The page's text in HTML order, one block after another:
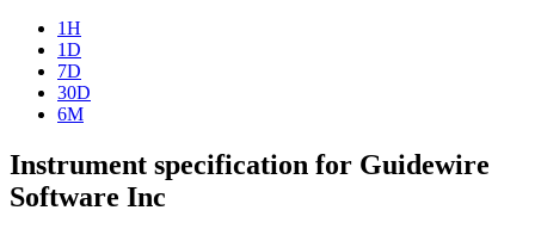
1H
1D
7D
30D
6M
Instrument specification for Guidewire
Software Inc